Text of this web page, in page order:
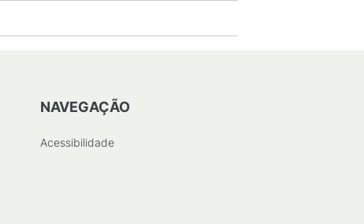
NAVEGAÇÃO
Acessibilidade